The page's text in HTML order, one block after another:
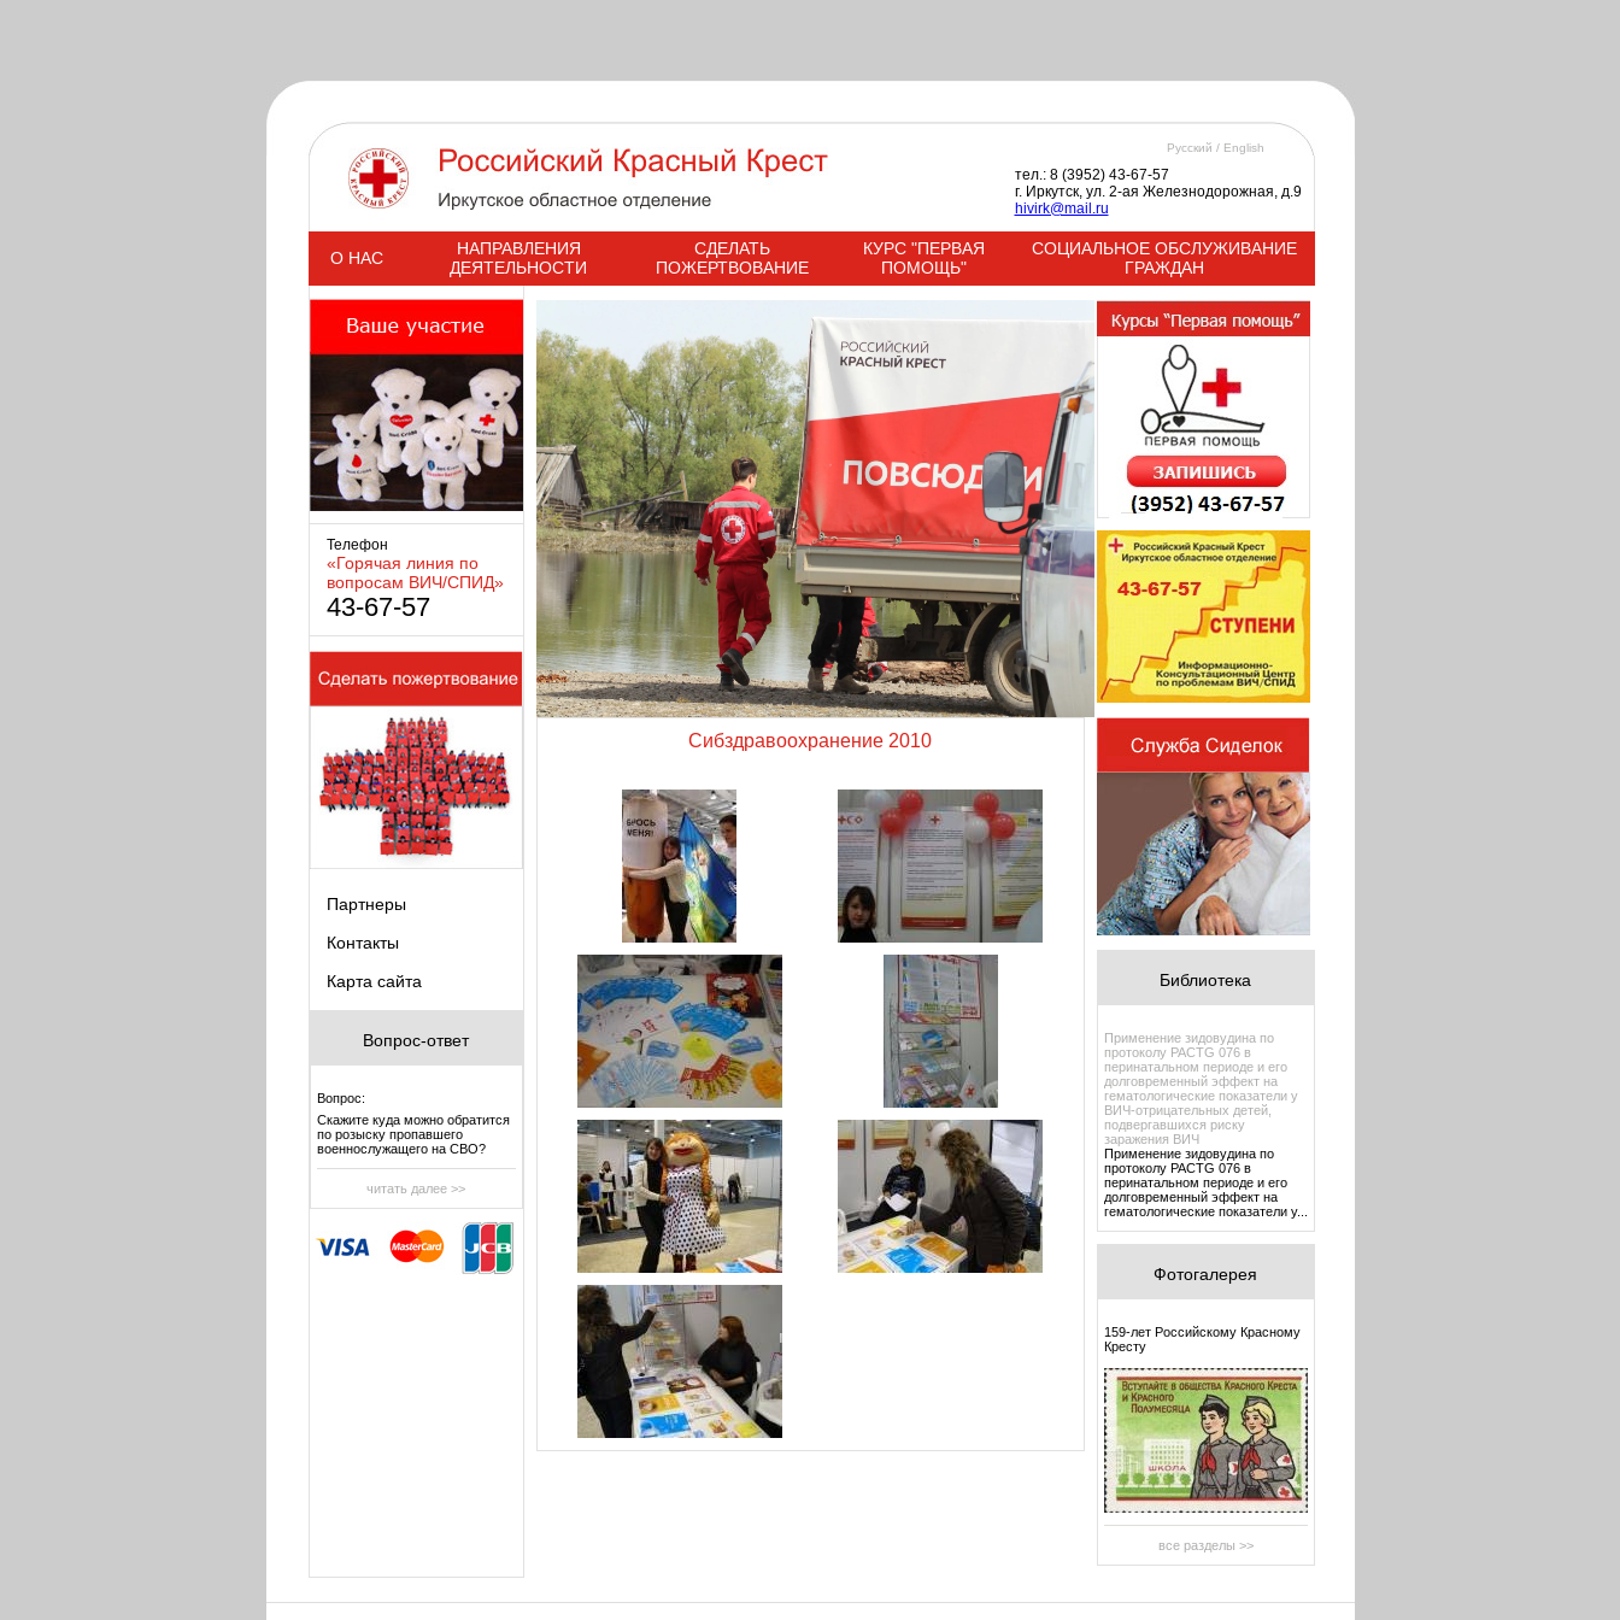
тел.: 8 (3952) 43-67-57
г. Иркутск, ул. 2-ая Железнодорожная, д.9
hivirk@mail.ru
Русский / English
s
О НАС
НАПРАВЛЕНИЯ
ДЕЯТЕЛЬНОСТИ
СДЕЛАТЬ
ПОЖЕРТВОВАНИЕ
КУРС "ПЕРВАЯ
ПОМОЩЬ"
СОЦИАЛЬНОЕ ОБСЛУЖИВАНИЕ
ГРАЖДАН
Телефон
«Горячая линия по
вопросам ВИЧ/СПИД»
43-67-57
Партнеры
Контакты
Карта сайта
Вопрос-ответ
Вопрос:
Скажите куда можно обратится
по розыску пропавшего
военнослужащего на СВО?
читать далее >>
Сибздравоохранение 2010
Библиотека
Применение зидовудина по
протоколу PACTG 076 в
перинатальном периоде и его
долговременный эффект на
гематологические показатели у
ВИЧ-отрицательных детей,
подвергавшихся риску
заражения ВИЧ
Применение зидовудина по
протоколу PACTG 076 в
перинатальном периоде и его
долговременный эффект на
гематологические показатели у...
Фотогалерея
159-лет Российскому Красному
Кресту
все разделы >>